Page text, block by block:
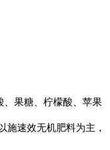
果糖、柠檬酸、苹果
速效无机肥料为主，